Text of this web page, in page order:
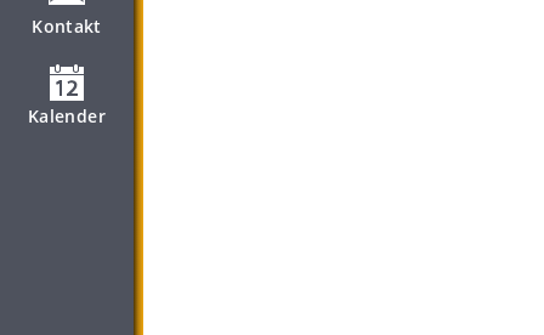
Kontakt
Kalender